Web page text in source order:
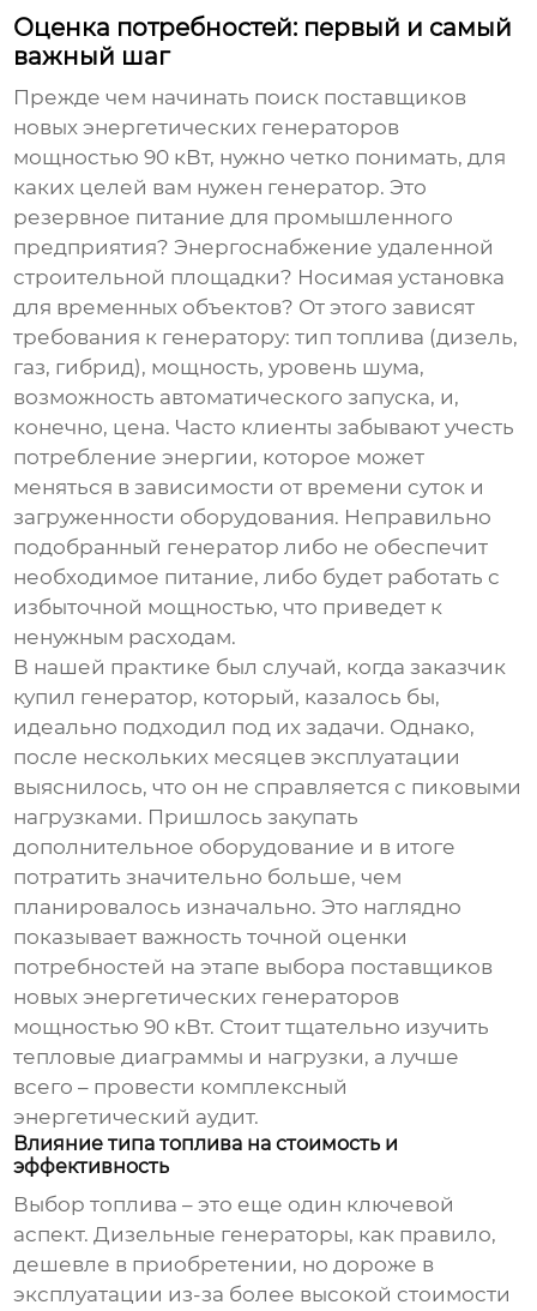
Оценка потребностей: первый и самый
важный шаг
Прежде чем начинать поиск поставщиков
новых энергетических генераторов
мощностью 90 кВт, нужно четко понимать, для
каких целей вам нужен генератор. Это
резервное питание для промышленного
предприятия? Энергоснабжение удаленной
строительной площадки? Носимая установка
для временных объектов? От этого зависят
требования к генератору: тип топлива (дизель,
газ, гибрид), мощность, уровень шума,
возможность автоматического запуска, и,
конечно, цена. Часто клиенты забывают учесть
потребление энергии, которое может
меняться в зависимости от времени суток и
загруженности оборудования. Неправильно
подобранный генератор либо не обеспечит
необходимое питание, либо будет работать с
избыточной мощностью, что приведет к
ненужным расходам.
В нашей практике был случай, когда заказчик
купил генератор, который, казалось бы,
идеально подходил под их задачи. Однако,
после нескольких месяцев эксплуатации
выяснилось, что он не справляется с пиковыми
нагрузками. Пришлось закупать
дополнительное оборудование и в итоге
потратить значительно больше, чем
планировалось изначально. Это наглядно
показывает важность точной оценки
потребностей на этапе выбора поставщиков
новых энергетических генераторов
мощностью 90 кВт. Стоит тщательно изучить
тепловые диаграммы и нагрузки, а лучше
всего – провести комплексный
энергетический аудит.
Влияние типа топлива на стоимость и
эффективность
Выбор топлива – это еще один ключевой
аспект. Дизельные генераторы, как правило,
дешевле в приобретении, но дороже в
эксплуатации из-за более высокой стоимости